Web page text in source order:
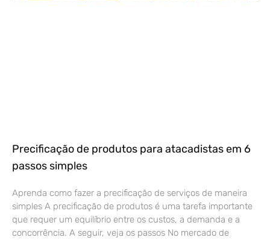
Precificação de produtos para atacadistas em 6
passos simples
Aprenda como fazer a precificação de serviços de maneira
simples A precificação de produtos é uma tarefa importante
que requer um equilíbrio entre os custos, a demanda e a
concorrência. A seguir, veja os passos No mercado de